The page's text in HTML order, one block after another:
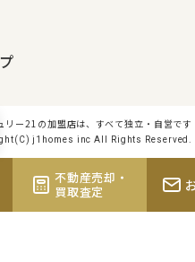
リー21の加盟店は、すべて独立・自営です
j1homes inc All Rights Reserved.
不動産売却・
買取査定